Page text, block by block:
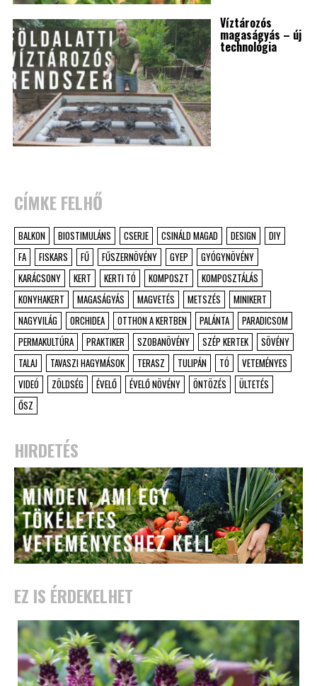
Víztározós
magaságyás – új
technológia
CÍMKE FELHŐ
BALKON BIOSTIMULÁNS CSERJE CSINÁLD MAGAD DESIGN
DIY
FA
FISKARS FŰ FŰSZERNÖVÉNY GYEP
GYÓGYNÖVÉNY
KARÁCSONY
KERT KERTI TÓ KOMPOSZT
KOMPOSZTÁLÁS
KONYHAKERT
MAGASÁGYÁS MAGVETÉS METSZÉS
MINIKERT
NAGYVILÁG
ORCHIDEA OTTHON A KERTBEN PALÁNTA
PARADICSOM
PERMAKULTÚRA
PRAKTIKER SZOBANÖVÉNY SZÉP KERTEK
SÖVÉNY
TALAJ
TAVASZI HAGYMÁSOK TERASZ TULIPÁN TÓ
VETEMÉNYES
VIDEÓ
ZÖLDSÉG ÉVELŐ ÉVELŐ NÖVÉNY ÖNTÖZÉS
ÜLTETÉS
ŐSZ
HIRDETÉS
EZ IS ÉRDEKELHET